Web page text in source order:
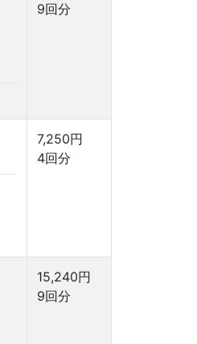
9回分
7,250円
4回分
15,240円
9回分